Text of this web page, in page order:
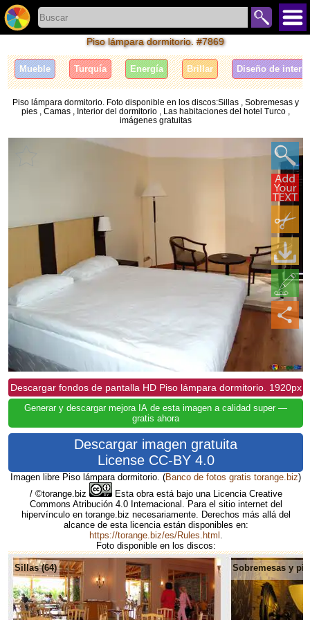
Piso lámpara dormitorio. #7869
Mueble Turquía Energía Brillar Diseño de
Piso lámpara dormitorio. Foto disponible en los discos:Sillas , Sobremesas y
pies , Camas , Interior del dormitorio , Las habitaciones del hotel Turco ,
imágenes gratuitas
Descargar fondos de pantalla HD Piso lámpara dormitorio. 1920px
Generar y descargar mejora IA de esta imagen a calidad super —
gratis ahora
Descargar imagen gratuita
License CC-BY 4.0
Imagen libre Piso lámpara dormitorio. (Banco de fotos gratis torange.biz)
/ ©torange.biz
Esta obra está bajo una Licencia Creative
Commons Atribución 4.0 Internacional. Para el sitio internet del
hipervínculo en torange.biz necesariamente. Derechos más allá del
alcance de esta licencia están disponibles en:
https://torange.biz/es/Rules.html
Foto disponible en los discos:
Sillas (64) Sobremesas y